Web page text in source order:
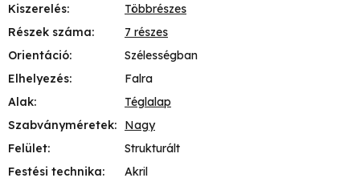
Kiszerelés:
Többrészes
Részek száma:
7 részes
Orientáció:
Szélességban
Elhelyezés:
Falra
Alak:
Téglalap
Szabványméretek:
Nagy
Felület:
Strukturált
Festési technika: Akril